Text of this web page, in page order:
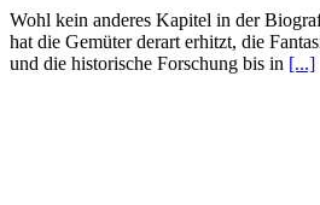
Wohl kein anderes Kapitel in der
hat die Gemüter derart erhitzt, die
und die historische Forschung bis in [...]